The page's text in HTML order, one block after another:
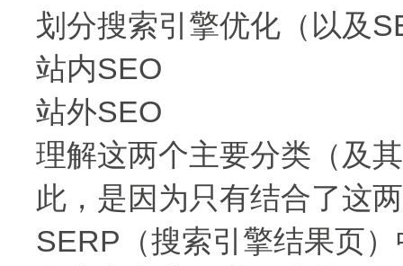
划分搜索引擎优化（以及
站内SEO
站外SEO
理解这两个主要分类（及
此，是因为只有结合了这
SERP（搜索引擎结果页